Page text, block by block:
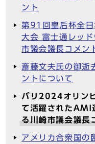
ント
第91回皇后杯全
大会 富士通レッ
市議会議長コメン
斎藤文夫氏の御逝
ントについて
パリ2024オリン
て活躍されたAMI
る川崎市議会議長
アメリカ合衆国の